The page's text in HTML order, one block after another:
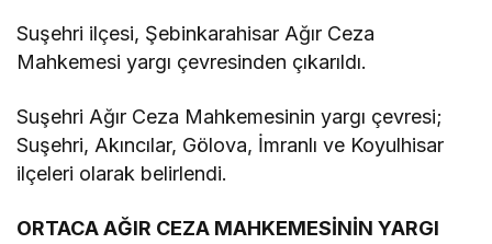
Suşehri ilçesi, Şebinkarahisar Ağır Ceza
Mahkemesi yargı çevresinden çıkarıldı.
Suşehri Ağır Ceza Mahkemesinin yargı çevresi;
Suşehri, Akıncılar, Gölova, İmranlı ve Koyulhisar
ilçeleri olarak belirlendi.
ORTACA AĞIR CEZA MAHKEMESİNİN YARGI